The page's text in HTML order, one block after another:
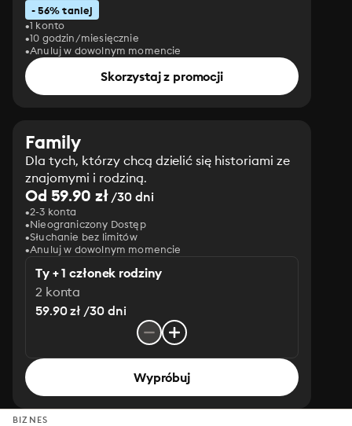
- 56% taniej
1 konto
10 godzin/miesięcznie
Anuluj w dowolnym momencie
Skorzystaj z promocji
Family
Dla tych, którzy chcą dzielić się historiami ze
znajomymi i rodziną.
Od 59.90 zł/30 dni
2-3 konta
Nieograniczony Dostęp
Słuchanie bez limitów
Anuluj w dowolnym momencie
Ty + 1 członek rodziny
2 konta
59.90 zł /30 dni
Wypróbuj
BIZNES